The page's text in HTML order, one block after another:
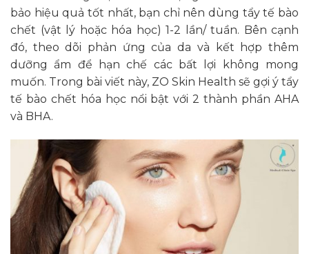
bảo hiệu quả tốt nhất, bạn chỉ nên dùng tẩy tế bào
chết (vật lý hoặc hóa học) 1-2 lần/ tuần. Bên cạnh
đó, theo dõi phản ứng của da và kết hợp thêm
dưỡng ẩm để hạn chế các bất lợi không mong
muốn. Trong bài viết này, ZO Skin Health sẽ gợi ý tẩy
tế bào chết hóa học nổi bật với 2 thành phần AHA
và BHA.